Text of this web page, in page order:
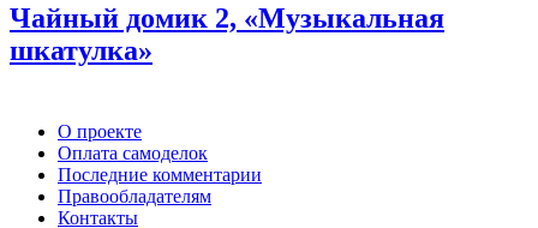
Чайный домик 2, «Музыкальная
шкатулка»
О проекте
Оплата самоделок
Последние комментарии
Правообладателям
Контакты